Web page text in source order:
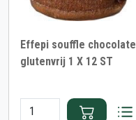
Effepi souffle chocolate
glutenvrij 1 X 12 ST